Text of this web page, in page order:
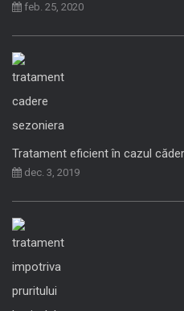
feb. 25, 2020
Tratament eficient în cazul
dec. 3, 2019